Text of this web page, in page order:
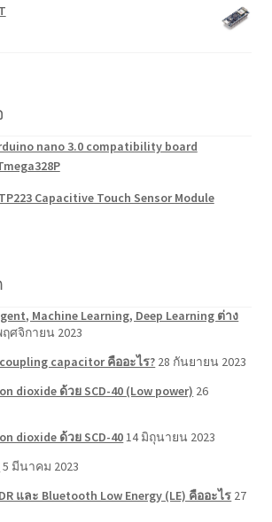
nano 3.0 compatibility board
Capacitive Touch Sensor Module
Machine Learning, Deep Learning ต่าง
ฤศจิกายน 2023
capacitor คืออะไร? 28 กันยายน 2023
dioxide ด้วย SCD-40 (Low power) 26
dioxide ด้วย SCD-4014 มิถุนายน 2023
5 มีนาคม 2023
และ Bluetooth Low Energy (LE) คืออะไร 27